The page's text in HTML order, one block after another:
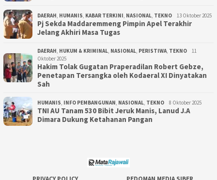
DAERAH, HUMANIS, KABAR TERKINI, NASIONAL, TEKNO 13 Oktober 2025
Pj Sekda Maddaremmeng Pimpin Apel Terakhir
Jelang Akhiri Masa Tugas
DAERAH, HUKUM & KRIMINAL, NASIONAL, PERISTIWA, TEKNO
11
Oktober 2025
Hakim Tolak Gugatan Praperadilan Robert Gebze,
Penetapan Tersangka oleh Kodaeral XI Dinyatakan
Sah
HUMANIS, INFO PEMBANGUNAN, NASIONAL, TEKNO 8 Oktober 2025
TNI AU Tanam 530 Bibit Jeruk Manis, Lanud J.A
Dimara Dukung Ketahanan Pangan